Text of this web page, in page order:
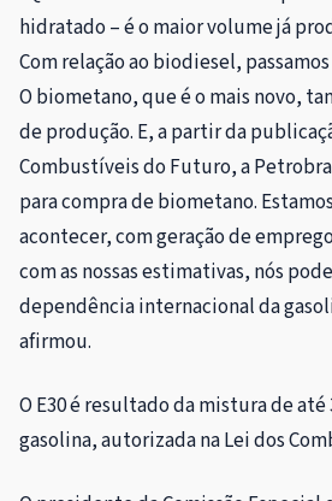
hidratado – é o maior volume já
Com relação ao biodiesel,
O biometano, que é o mais novo,
de produção. E, a partir da
Combustíveis do Futuro, a
para compra de biometano.
acontecer, com geração de
com as nossas estimativas, nós
dependência internacional da
afirmou.
O E30 é resultado da mistura de
gasolina, autorizada na Lei dos